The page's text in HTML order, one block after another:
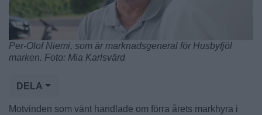
Per-Olof Niemi, som är marknadsgeneral för Husbyfjöl
marken. Foto: Mia Karlsvärd
DELA
Motvinden som vänt handlade om förra årets markhyra i